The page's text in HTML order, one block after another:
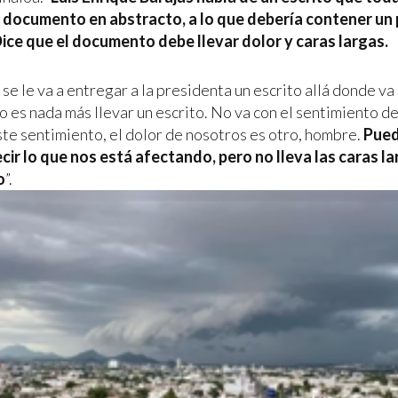
en abstracto, a lo que debería contener un
que el documento debe llevar dolor y caras largas.
se le va a entregar a la presidenta un escrito allá donde va
es nada más llevar un escrito. No va con el sentimiento
sentimiento, el dolor de nosotros es otro, hombre.
lo que nos está afectando, pero no lleva las caras
”.